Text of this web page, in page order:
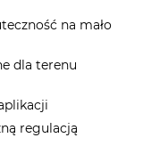
na mało
dla terenu
regulacją